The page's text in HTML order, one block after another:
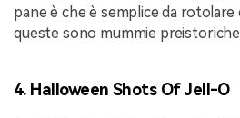
pane è che è semplice da
queste sono mummie
4. Halloween Shots Of Jell-O